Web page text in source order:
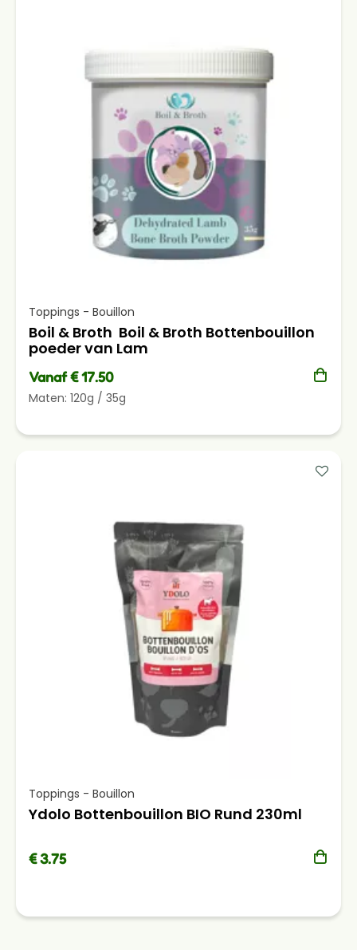
Toppings - Bouillon
Boil & Broth Boil & Broth Bottenbouillon
poeder van Lam
Vanaf € 17.50
Maten: 120g / 35g
Toppings - Bouillon
Ydolo Bottenbouillon BIO Rund 230ml
€ 3.75